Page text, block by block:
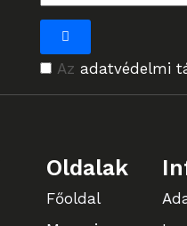
Az adatvédelmi
Oldalak
Főoldal